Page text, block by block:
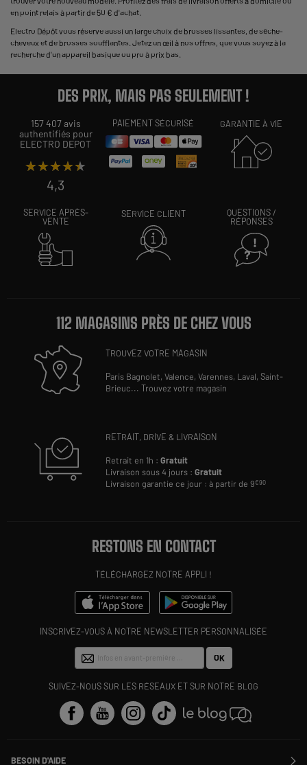
en point relais à partir de 50 € d'achat.
Electro Dépôt vous réserve aussi un large choix de brosses lissantes, de sèche-
cheveux et de brosses soufflantes. Jetez un œil à nos offres, que vous soyez à la
recherche d'un appareil basique ou pro à prix bas.
DES PRIX, MAIS PAS SEULEMENT !
157 407 avis
authentifiés pour
ELECTRO DEPOT
★★★★★
★★★★★
4,3
PAIEMENT SÉCURISÉ GARANTIE À VIE
SERVICE APRÈS-
VENTE
SERVICE CLIENT
QUESTIONS /
RÉPONSES
112 MAGASINS PRÈS DE CHEZ VOUS
TROUVEZ VOTRE MAGASIN
Paris Bagnolet,Valence,Varennes, Laval,Saint-
Brieuc...Trouvez votre magasin
RETRAIT, DRIVE & LIVRAISON
Retrait en 1h :Gratuit
Livraison sous 4 jours :Gratuit
Livraison garantie ce jour : à partir de 9€90
RESTONS EN CONTACT
TÉLÉCHARGEZ NOTRE APPLI !
INSCRIVEZ-VOUS À NOTRE NEWSLETTER PERSONNALISÉE
OK
SUIVEZ-NOUS SUR LES RÉSEAUX ET SUR NOTRE BLOG
BESOIN D'AIDE